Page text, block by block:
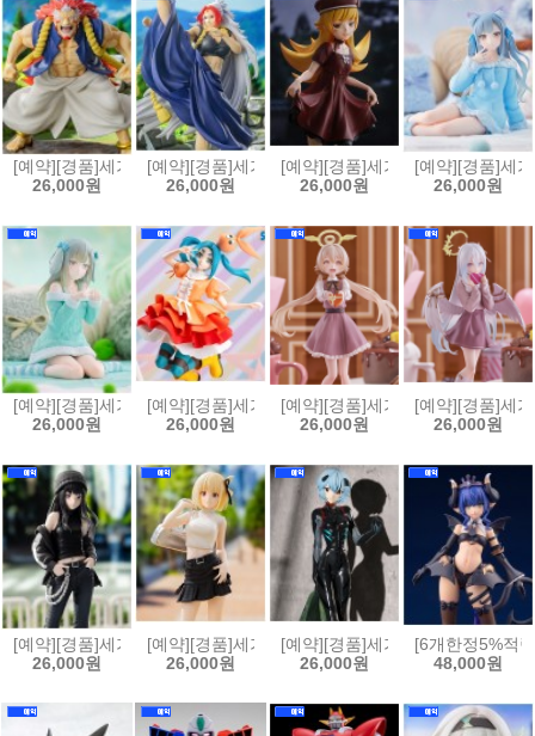
[예약][경품]세가 황천의 츠가이 Luminasta 피규어 우
26,000원
[예약][경품]세가 황천의 츠가이 Luminasta 피규어 좌
26,000원
[예약][경품]세가 모노가타리 시
26,000원
[예약][경품]세
26,000원
[예약][경품]세가 뱅드림!(BanG Dream!) 유메미라이즈 피규어 Ave
26,000원
[예약][경품]세가 모노가타리 시리즈 XStellar 피규어
26,000원
[예약][경품]세가 블루 아카이브
26,000원
[예약][경품]세
26,000원
[예약][경품]세가 리코리스 리코일 하이 프리미엄 피규어 이노우에 타
26,000원
[예약][경품]세가 리코리스 리코일 하이 프리미엄 피
26,000원
[예약][경품]세가 에반게리온 신
26,000원
[6개한정5%적
48,000원